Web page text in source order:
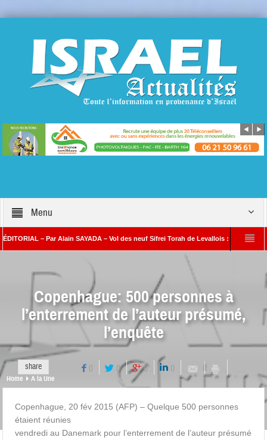
Menu
– Par Alain SAYADA – Vol des neuf Sifrei Torah de Levallois : jusqu’à quand le
Benjamin Netanyahou à l’Iran : « Si vous nous attaquez, notre
Copenhague: 500 personnes à
l’enterrement de l’auteur présumé,
l’enquête
share 0 0 0 0
Home A la Une
Copenhague, 20 fév 2015 (AFP) – Quelque 500 personnes
étaient réunies
vendredi au Danemark pour l’enterrement de l’auteur présumé